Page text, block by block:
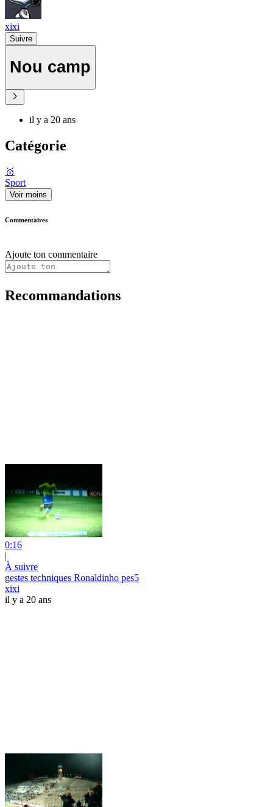
xixi
Suivre
Nou camp
il y a 20 ans
Catégorie
🥇
Sport
Voir moins
Commentaires
Ajoute ton commentaire
Recommandations
0:16
|
À suivre
gestes techniques Ronaldinho pes5
xixi
il y a 20 ans